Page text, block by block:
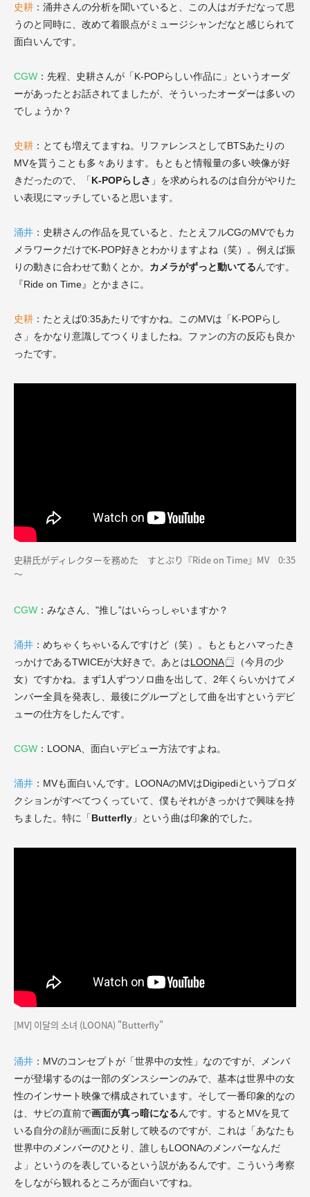
史耕 ：涌井さんの分析を聞いていると、この人はガチだなって思
うのと同時に、改めて着眼点がミュージシャンだなと感じられて
面白いんです。
CGW ：先程、史耕さんが「K-POPらしい作品に」というオーダ
ーがあったとお話されてましたが、そういったオーダーは多いの
でしょうか？
史耕 ：とても増えてますね。リファレンスとしてBTSあたりの
MVを貰うことも多々あります。もともと情報量の多い映像が好
きだったので、「K-POPらしさ 」を求められるのは自分がやりた
い表現にマッチしていると思います。
涌井 ：史耕さんの作品を見ていると、たとえフルCGのMVでもカ
メラワークだけでK-POP好きとわかりますよね（笑）。例えば振
りの動きに合わせて動くとか。 カメラがずっと動いてるんです。
『Ride on Time』とかまさに。
史耕 ：たとえば0:35あたりですかね。このMVは「K-POPらし
さ」をかなり意識してつくりましたね。ファンの方の反応も良か
ったです。
史耕氏がディレクターを務めた すとぷり『Ride on Time』MV 0:35
～
CGW ：みなさん、"推し”はいらっしゃいますか？
涌井 ：めちゃくちゃいるんですけど（笑）。もともとハマったき
っかけであるTWICEが大好きで。あとはLOONA
（今月の少
女）ですかね。まず1人ずつソロ曲を出して、2年くらいかけてメ
ンバー全員を発表し、最後にグループとして曲を出すというデビ
ューの仕方をしたんです。
CGW ：LOONA、面白いデビュー方法ですよね。
涌井 ：MVも面白いんです。LOONAのMVはDigipediというプロダ
クションがすべてつくっていて、僕もそれがきっかけで興味を持
ちました。特に「Butterfly 」という曲は印象的でした。
[MV] 이달의 소녀 (LOONA) "Butterfly"
涌井 ：MVのコンセプトが「世界中の女性」なのですが、メンバ
ーが登場するのは一部のダンスシーンのみで、基本は世界中の女
性のインサート映像で構成されています。そして一番印象的なの
は、サビの直前で画面が真っ暗になるんです。するとMVを見て
いる自分の顔が画面に反射して映るのですが、これは 「あなたも
世界中のメンバーのひとり、誰しもLOONAのメンバーなんだ
よ」
というのを表しているという説があるんです。こういう考察
をしながら観れるところが面白いですね。